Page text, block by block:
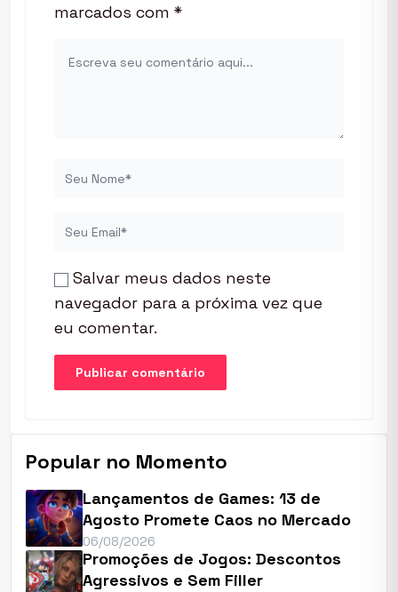
marcados com *
Salvar meus dados neste
navegador para a próxima vez que
eu comentar.
Popular no Momento
Lançamentos de Games: 13 de
Agosto Promete Caos no Mercado
06/08/2026
Promoções de Jogos: Descontos
Agressivos e Sem Filler